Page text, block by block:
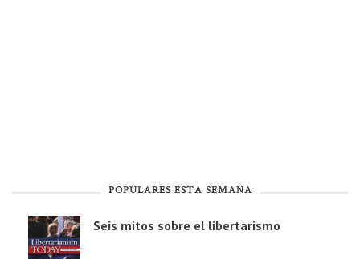
POPULARES ESTA SEMANA
Seis mitos sobre el libertarismo